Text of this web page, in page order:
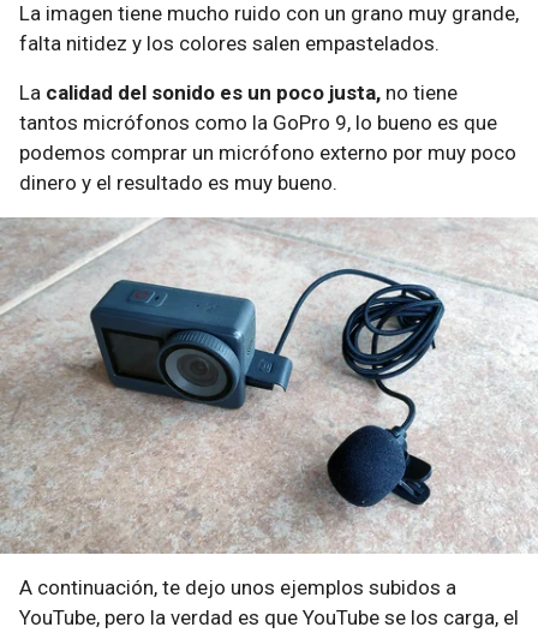
La imagen tiene mucho ruido con un grano muy grande,
falta nitidez y los colores salen empastelados.
La calidad del sonido es un poco justa, no tiene
tantos micrófonos como la GoPro 9, lo bueno es que
podemos comprar un micrófono externo por muy poco
dinero y el resultado es muy bueno.
A continuación, te dejo unos ejemplos subidos a
YouTube, pero la verdad es que YouTube se los carga, el